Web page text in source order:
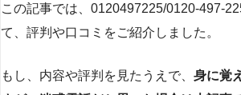
この記事では、0120497225/0120-497-
て、評判や口コミをご紹介しました。
もし、内容や評判を見たうえで、 身に覚